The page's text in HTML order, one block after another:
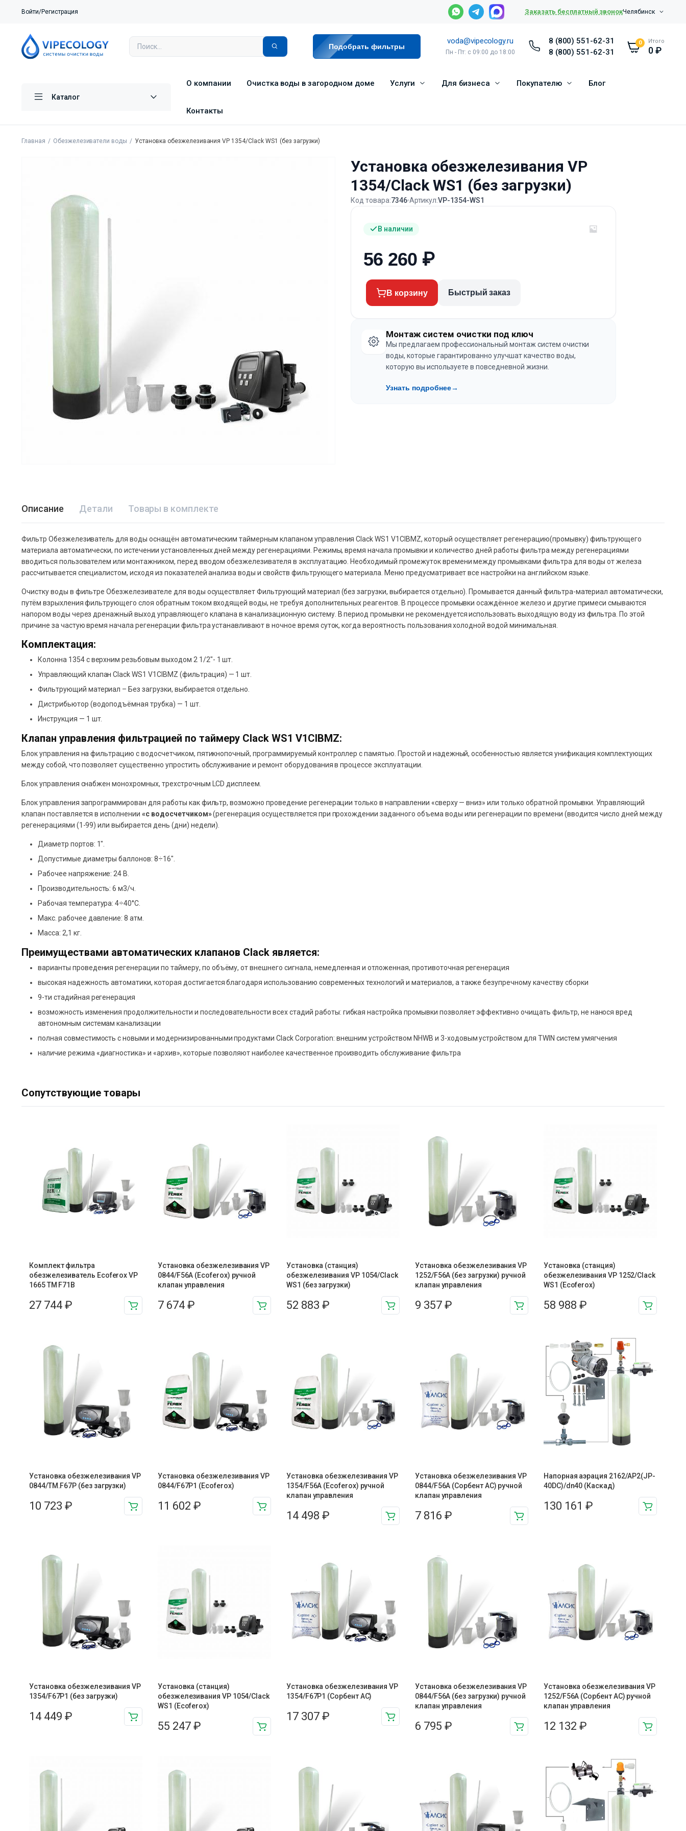
Войти/Регистрация Заказать бесплатный звонокЧелябинск
Подобрать фильтры
voda@vipecology.ru
Пн - Пт: с 09:00 до 18:00
8 (800) 551-62-31
8 (800) 551-62-31
0 Итого
0₽
Каталог
О компании Очистка воды в загородном доме Услуги Для бизнеса Покупателю Блог
Контакты
Главная Обезжелезиватели воды Установка обезжелезивания VP 1354/Clack WS1 (без загрузки)
Установка обезжелезивания VP
1354/Clack WS1 (без загрузки)
Код товара:7346 Артикул:VP-1354-WS1
В наличии
56 260 ₽
В корзину Быстрый заказ
Монтаж систем очистки под ключ
Мы предлагаем профессиональный монтаж систем очистки
воды, которые гарантированно улучшат качество воды,
которую вы используете в повседневной жизни.
Узнать подробнее→
Описание Детали Товары в комплекте
Фильтр Обезжелезиватель для воды оснащён автоматическим таймерным клапаном управления Clack WS1 V1CIBMZ, который осуществляет регенерацию(промывку) фильтрующего
материала автоматически, по истечении установленных дней между регенерациями. Режимы, время начала промывки и количество дней работы фильтра между регенерациями
вводиться пользователем или монтажником, перед вводом обезжелезивателя в эксплуатацию. Необходимый промежуток времени между промывками фильтра для воды от железа
рассчитывается специалистом, исходя из показателей анализа воды и свойств фильтрующего материала. Меню предусматривает все настройки на английском языке.
Очистку воды в фильтре Обезжелезивателе для воды осуществляет Фильтрующий материал (без загрузки, выбирается отдельно). Промывается данный фильтра-материал автоматически,
путём взрыхления фильтрующего слоя обратным током входящей воды, не требуя дополнительных реагентов. В процессе промывки осаждённое железо и другие примеси смываются
напором воды через дренажный выход управляющего клапана в канализационную систему. В период промывки не рекомендуется использовать выходящую воду из фильтра. По этой
причине за частую время начала регенерации фильтра устанавливают в ночное время суток, когда вероятность пользования холодной водой минимальная.
Комплектация:
Колонна 1354 с верхним резьбовым выходом 2 1/2″- 1 шт.
Управляющий клапан Clack WS1 V1CIBMZ (фильтрация) — 1 шт.
Фильтрующий материал – Без загрузки, выбирается отдельно.
Дистрибьютор (водоподъёмная трубка) — 1 шт.
Инструкция — 1 шт.
Клапан управления фильтрацией по таймеру Clack WS1 V1CIBMZ:
Блок управления на фильтрацию с водосчетчиком, пятикнопочный, программируемый контроллер с памятью. Простой и надежный, особенностью является унификация комплектующих
между собой, что позволяет существенно упростить обслуживание и ремонт оборудования в процессе эксплуатации.
Блок управления снабжен монохромных, трехстрочным LCD дисплеем.
Блок управления запрограммирован для работы как фильтр, возможно проведение регенерации только в направлении «сверху — вниз» или только обратной промывки. Управляющий
клапан поставляется в исполнении«с водосчетчиком»(регенерация осуществляется при прохождении заданного объема воды или регенерации по времени (вводится число дней между
регенерациями (1-99) или выбирается день (дни) недели).
Диаметр портов: 1″.
Допустимые диаметры баллонов: 8÷16″.
Рабочее напряжение: 24 В.
Производительность: 6 м3/ч.
Рабочая температура: 4÷40°С.
Макс. рабочее давление: 8 атм.
Масса: 2,1 кг.
Преимуществами автоматических клапанов Clack является:
варианты проведения регенерации по таймеру, по объёму, от внешнего сигнала, немедленная и отложенная, противоточная регенерация
высокая надежность автоматики, которая достигается благодаря использованию современных технологий и материалов, а также безупречному качеству сборки
9-ти стадийная регенерация
возможность изменения продолжительности и последовательности всех стадий работы: гибкая настройка промывки позволяет эффективно очищать фильтр, не нанося вред
автономным системам канализации
полная совместимость с новыми и модернизированными продуктами Clack Corporation: внешним устройством NHWB и 3-ходовым устройством для TWIN систем умягчения
наличие режима «диагностика» и «архив», которые позволяют наиболее качественное производить обслуживание фильтра
Сопутствующие товары
Комплект фильтра
обезжелезиватель Ecoferox VP
1665 TM F71B
27 744 ₽
Установка обезжелезивания VP
0844/F56A (Ecoferox) ручной
клапан управления
7 674 ₽
Установка (станция)
обезжелезивания VP 1054/Clack
WS1 (без загрузки)
52 883 ₽
Установка обезжелезивания VP
1252/F56A (без загрузки) ручной
клапан управления
9 357 ₽
Установка (станция)
обезжелезивания VP 1252/Clack
WS1 (Ecoferox)
58 988 ₽
Установка обезжелезивания VP
0844/TM.F67P (без загрузки)
10 723 ₽
Установка обезжелезивания VP
0844/F67P1 (Ecoferox)
11 602 ₽
Установка обезжелезивания VP
1354/F56A (Ecoferox) ручной
клапан управления
14 498 ₽
Установка обезжелезивания VP
0844/F56A (Сорбент АС) ручной
клапан управления
7 816 ₽
Напорная аэрация 2162/AP2(JP-
40DC)/dn40 (Каскад)
130 161 ₽
Установка обезжелезивания VP
1354/F67P1 (без загрузки)
14 449 ₽
Установка (станция)
обезжелезивания VP 1054/Clack
WS1 (Ecoferox)
55 247 ₽
Установка обезжелезивания VP
1354/F67P1 (Сорбент АС)
17 307 ₽
Установка обезжелезивания VP
0844/F56A (без загрузки) ручной
клапан управления
6 795 ₽
Установка обезжелезивания VP
1252/F56A (Сорбент АС) ручной
клапан управления
12 132 ₽